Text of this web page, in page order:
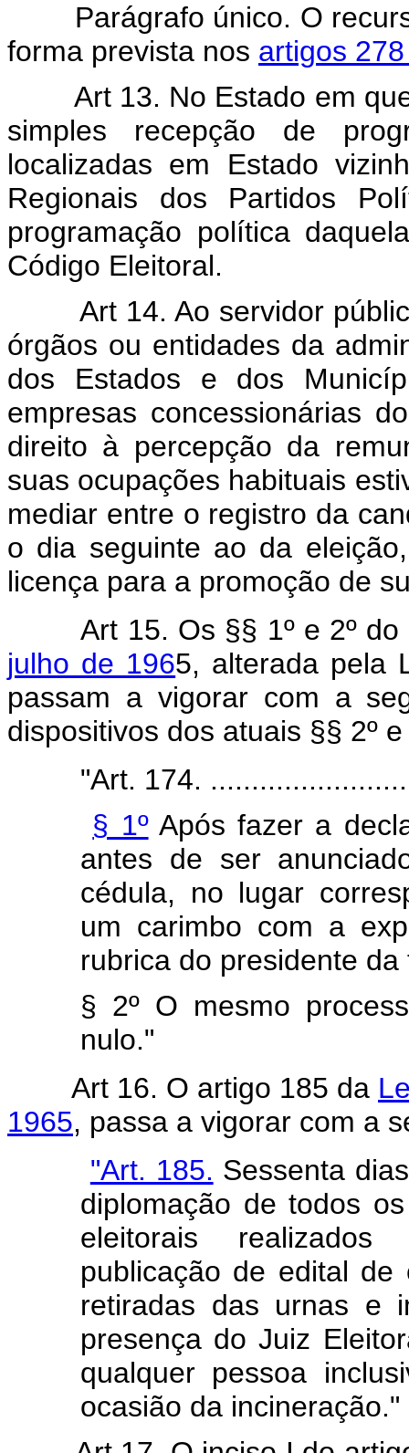
Parágrafo único. O
forma prevista nos artigos
Art 13. No Estado em
simples recepção de
localizadas em Estado
Regionais dos Partidos
programação política
Código Eleitoral.
Art 14. Ao servidor
órgãos ou entidades da
dos Estados e dos
empresas concessionárias
direito à percepção da
suas ocupações habituais
mediar entre o registro da
o dia seguinte ao da
licença para a promoção de
Art 15. Os §§ 1º e 2º
julho de 1965, alterada pela
passam a vigorar com a
dispositivos dos atuais §§ 2º e
"Art. 174.
§ 1ºApós fazer a
antes de ser
cédula, no lugar
um carimbo com a
rubrica do presidente da
§ 2º O mesmo
nulo."
Art 16. O artigo 185 da
1965, passa a vigorar com a
"Art. 185. Sessenta
diplomação de todos
eleitorais
publicação de edital de
retiradas das urnas e
presença do Juiz
qualquer pessoa
ocasião da incineração."